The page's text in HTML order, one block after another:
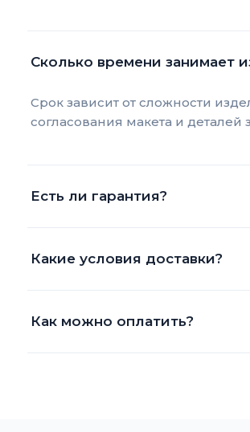
Сколько времени занимает
Срок зависит от сложности
согласования макета и
Есть ли гарантия?
Какие условия доставки?
Как можно оплатить?